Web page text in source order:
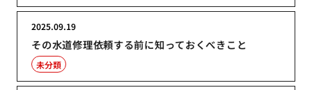
その水道修理依頼する前に知っておくべきこと
2025.09.19
未分類